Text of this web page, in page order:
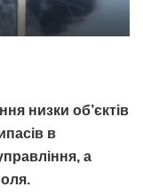
низки об’єктів
в
а